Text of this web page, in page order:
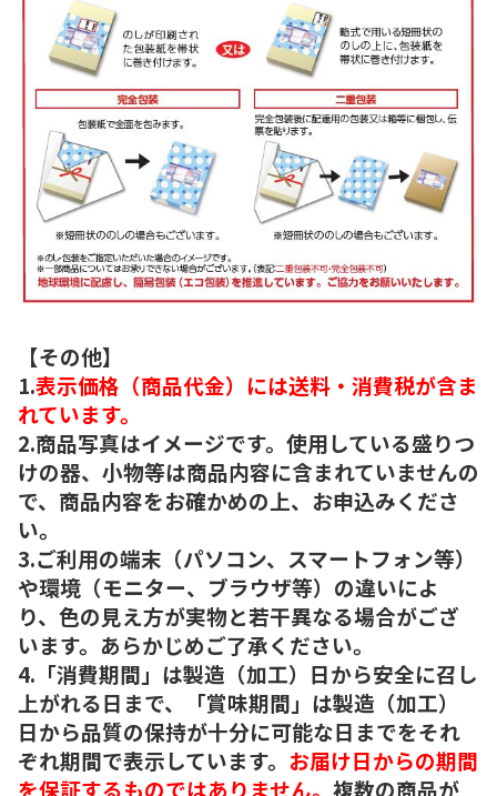
【その他】
1.表示価格（商品代金）には送料・消費税が含ま
れています。
2.商品写真はイメージです。使用している盛りつ
けの器、小物等は商品内容に含まれていませんの
で、商品内容をお確かめの上、お申込みくださ
い。
3.ご利用の端末（パソコン、スマートフォン等）
や環境（モニター、ブラウザ等）の違いによ
り、色の見え方が実物と若干異なる場合がござ
います。あらかじめご了承ください。
4.「消費期間」は製造（加工）日から安全に召し
上がれる日まで、「賞味期間」は製造（加工）
日から品質の保持が十分に可能な日までをそれ
ぞれ期間で表示しています。 お届け日からの期間
を保証するものではありません。 複数の商品が